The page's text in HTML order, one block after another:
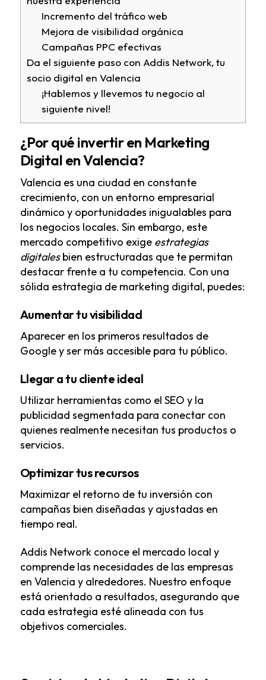
Incremento del tráfico web
Mejora de visibilidad orgánica
Campañas PPC efectivas
Da el siguiente paso con Addis Network, tu
socio digital en Valencia
¡Hablemos y llevemos tu negocio al
siguiente nivel!
¿Por qué invertir en Marketing
Digital en Valencia?
Valencia es una ciudad en constante
crecimiento, con un entorno empresarial
dinámico y oportunidades inigualables para
los negocios locales. Sin embargo, este
mercado competitivo exige estrategias
digitalesbien estructuradas que te permitan
destacar frente a tu competencia. Con una
sólida estrategia de marketing digital, puedes:
Aumentar tu visibilidad
Aparecer en los primeros resultados de
Google y ser más accesible para tu público.
Llegar a tu cliente ideal
Utilizar herramientas como el SEO y la
publicidad segmentada para conectar con
quienes realmente necesitan tus productos o
servicios.
Optimizar tus recursos
Maximizar el retorno de tu inversión con
campañas bien diseñadas y ajustadas en
tiempo real.
Addis Network conoce el mercado local y
comprende las necesidades de las empresas
en Valencia y alrededores. Nuestro enfoque
está orientado a resultados, asegurando que
cada estrategia esté alineada con tus
objetivos comerciales.